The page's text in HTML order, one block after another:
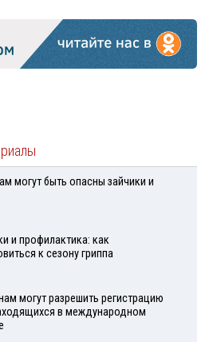
могут быть опасны зайчики и
и профилактика: как
к сезону гриппа
могут разрешить регистрацию
в международном